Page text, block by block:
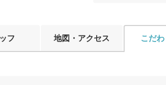
フ 地図・アクセス こだ